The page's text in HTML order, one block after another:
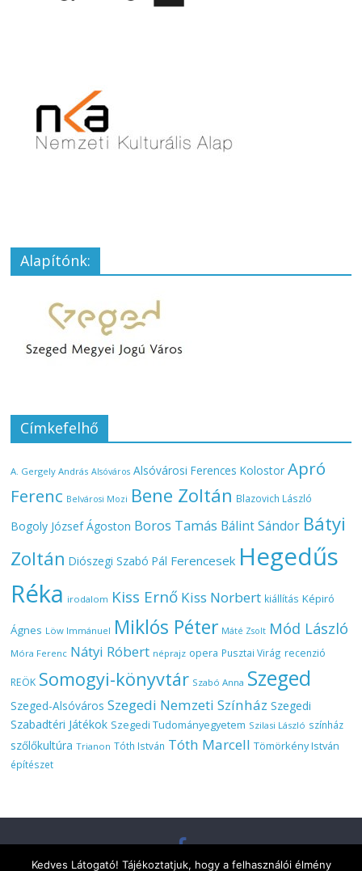
Alapítónk:
Címkefelhő
A. Gergely András Alsóváros Alsóvárosi Ferences Kolostor Apró
Ferenc Belvárosi Mozi Bene Zoltán Blazovich László
Bogoly József Ágoston Boros Tamás Bálint Sándor Bátyi
Zoltán Diószegi Szabó Pál Ferencesek Hegedűs
Réka irodalom Kiss Ernő Kiss Norbert kiállítás Képiró
Ágnes Löw Immánuel Miklós Péter Máté Zsolt Mód László
Móra Ferenc Nátyi Róbert néprajz opera Pusztai Virág recenzió
REÖK Somogyi-könyvtár Szabó Anna Szeged
Szeged-Alsóváros Szegedi Nemzeti Színház Szegedi
Szabadtéri Játékok Szegedi Tudományegyetem Szilasi László színház
szőlőkultúra Trianon Tóth István Tóth Marcell Tömörkény István
építészet
Kedves Látogató! Tájékoztatjuk, hogy a felhasználói élmény